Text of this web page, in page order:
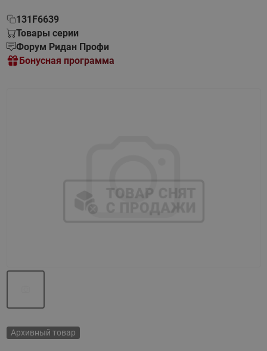
131F6639
Товары серии
Форум Ридан Профи
Бонусная программа
Архивный товар